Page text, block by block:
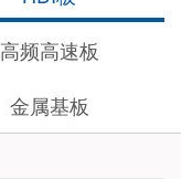
高频高速板
金属基板